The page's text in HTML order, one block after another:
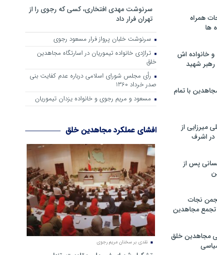
همراه
ها
و خانواده اش
شهید
با تمام
میرزایی از
اشرف
پس از
نجات
تجمع مجاهدین
مجاهدین خلق
سرنوشت مهدی افتخاری، کسی که رجوی را از
تهران فرار داد
سرنوشت خلبان پرواز فرار مسعود رجوی
تراژدی خانواده تیموریان در اسارتگاه مجاهدین
خلق
رأی مجلس شورای اسلامی درباره عدم كفایت بنی
صدر خرداد 1360
مسعود و مریم رجوی و خانواده یزدان تیموریان
افشای عملکرد مجاهدین خلق
نقدی بر سخنان مریم رجوی